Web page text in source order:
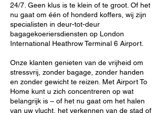
24/7. Geen klus is te klein of te groot. Of het
nu gaat om één of honderd koffers, wij zijn
specialisten in deur-tot-deur
bagagekoeriersdiensten op London
International Heathrow Terminal 6 Airport.
Onze klanten genieten van de vrijheid om
stressvrij, zonder bagage, zonder handen
en zonder gewicht te reizen. Met Airport To
Home kunt u zich concentreren op wat
belangrijk is – of het nu gaat om het halen
van uw vlucht, het verkennen van de stad of